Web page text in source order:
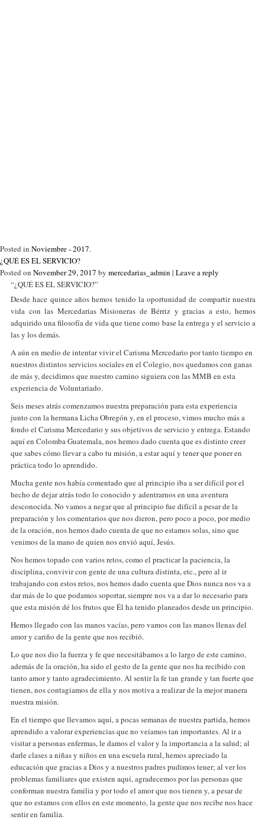
Posted in Noviembre - 2017.
¿QUÉ ES EL SERVICIO?
Posted on November 29, 2017 by mercedarias_admin | Leave a reply
“¿QUÉ ES EL SERVICIO?”
Desde hace quince años hemos tenido la oportunidad de compartir nuestra
vida con las Mercedarias Misioneras de Bérriz y gracias a esto, hemos
adquirido una filosofía de vida que tiene como base la entrega y el servicio a
las y los demás.
A aún en medio de intentar vivir el Carisma Mercedario por tanto tiempo en
nuestros distintos servicios sociales en el Colegio, nos quedamos con ganas
de más y, decidimos que nuestro camino siguiera con las MMB en esta
experiencia de Voluntariado.
Seis meses atrás comenzamos nuestra preparación para esta experiencia
junto con la hermana Licha Obregón y, en el proceso, vimos mucho más a
fondo el Carisma Mercedario y sus objetivos de servicio y entrega. Estando
aquí en Colomba Guatemala, nos hemos dado cuenta que es distinto creer
que sabes cómo llevar a cabo tu misión, a estar aquí y tener que poner en
práctica todo lo aprendido.
Mucha gente nos había comentado que al principio iba a ser difícil por el
hecho de dejar atrás todo lo conocido y adentrarnos en una aventura
desconocida. No vamos a negar que al principio fue difícil a pesar de la
preparación y los comentarios que nos dieron, pero poco a poco, por medio
de la oración, nos hemos dado cuenta de que no estamos solas, sino que
venimos de la mano de quien nos envió aquí, Jesús.
Nos hemos topado con varios retos, como el practicar la paciencia, la
disciplina, convivir con gente de una cultura distinta, etc., pero al ir
trabajando con estos retos, nos hemos dado cuenta que Dios nunca nos va a
dar más de lo que podamos soportar, siempre nos va a dar lo necesario para
que esta misión dé los frutos que Él ha tenido planeados desde un principio.
Hemos llegado con las manos vacías, pero vamos con las manos llenas del
amor y cariño de la gente que nos recibió.
Lo que nos dio la fuerza y fe que necesitábamos a lo largo de este camino,
además de la oración, ha sido el gesto de la gente que nos ha recibido con
tanto amor y tanto agradecimiento. Al sentir la fe tan grande y tan fuerte que
tienen, nos contagiamos de ella y nos motiva a realizar de la mejor manera
nuestra misión.
En el tiempo que llevamos aquí, a pocas semanas de nuestra partida, hemos
aprendido a valorar experiencias que no veíamos tan importantes. Al ir a
visitar a personas enfermas, le damos el valor y la importancia a la salud; al
darle clases a niñas y niños en una escuela rural, hemos apreciado la
educación que gracias a Dios y a nuestros padres pudimos tener; al ver los
problemas familiares que existen aquí, agradecemos por las personas que
conforman nuestra familia y por todo el amor que nos tienen y, a pesar de
que no estamos con ellos en este momento, la gente que nos recibe nos hace
sentir en familia.